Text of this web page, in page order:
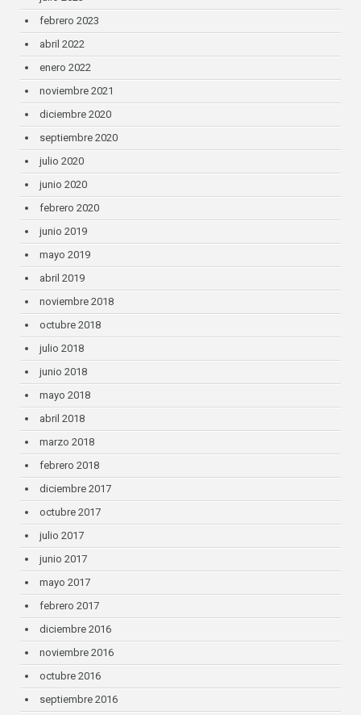
febrero 2023
abril 2022
enero 2022
noviembre 2021
diciembre 2020
septiembre 2020
julio 2020
junio 2020
febrero 2020
junio 2019
mayo 2019
abril 2019
noviembre 2018
octubre 2018
julio 2018
junio 2018
mayo 2018
abril 2018
marzo 2018
febrero 2018
diciembre 2017
octubre 2017
julio 2017
junio 2017
mayo 2017
febrero 2017
diciembre 2016
noviembre 2016
octubre 2016
septiembre 2016